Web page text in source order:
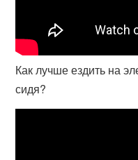
Как лучше ездить на
сидя?